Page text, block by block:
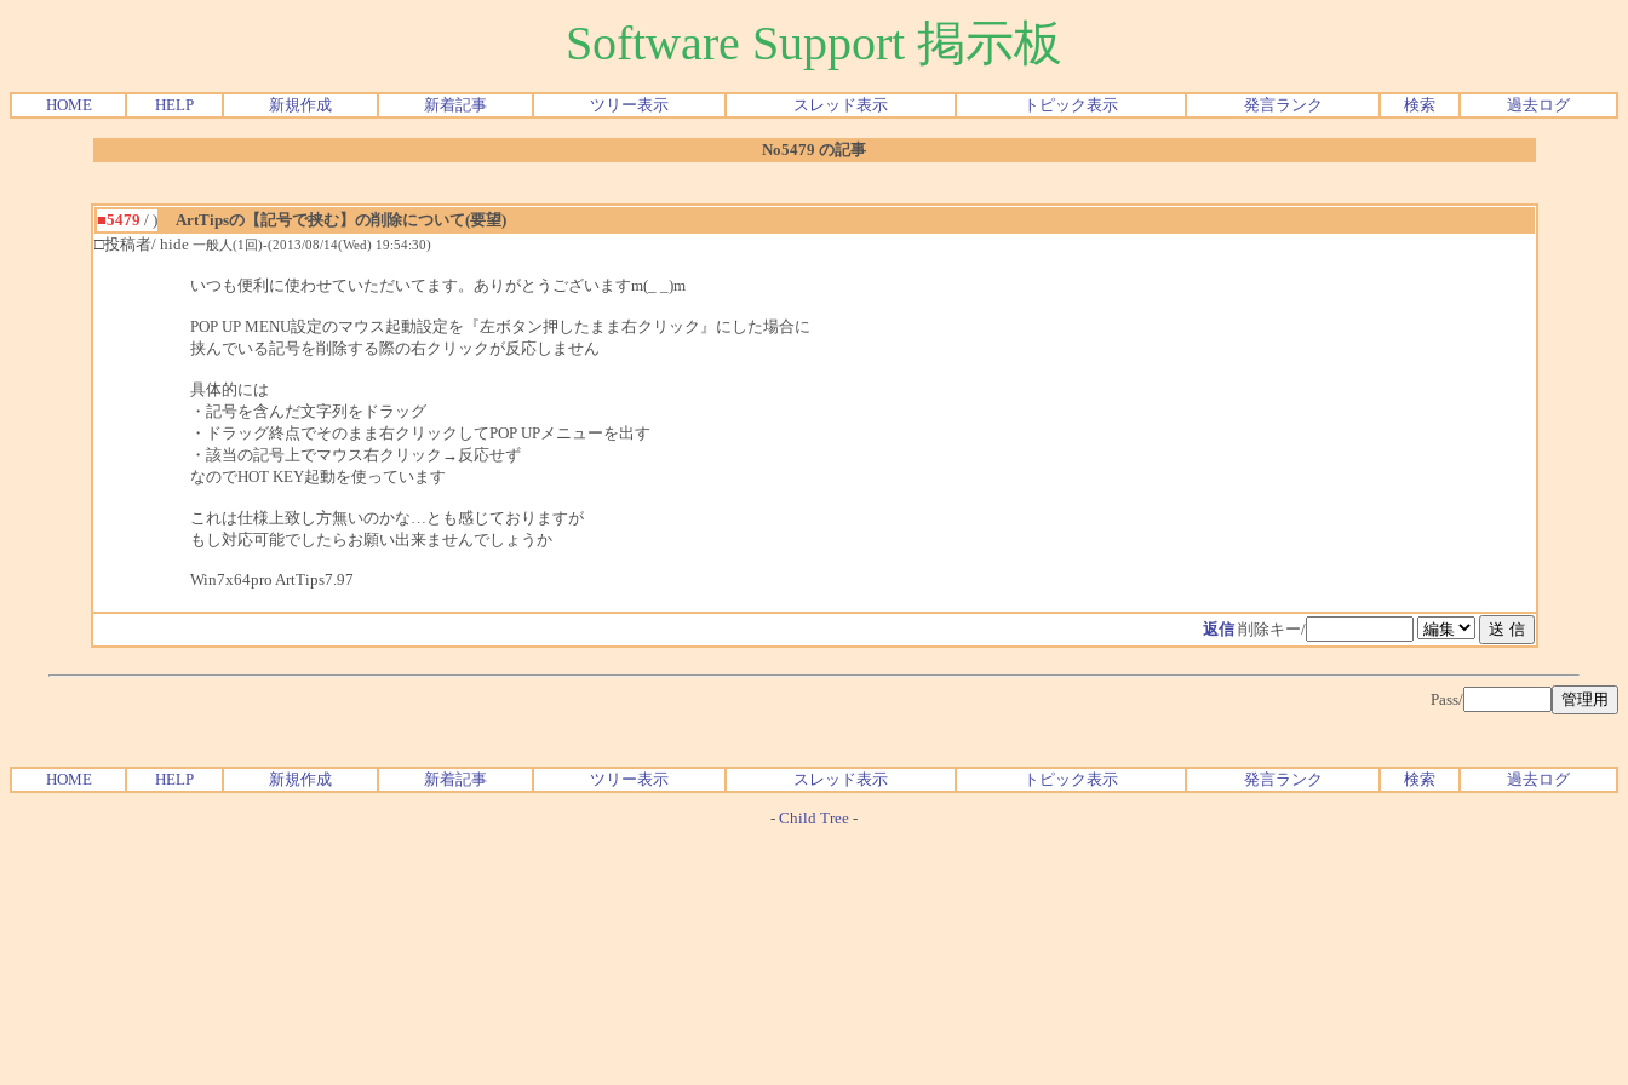
Software Support 掲示板
HOME HELP 新規作成 新着記事 ツリー表示 スレッド表示 トピック表示 発言ランク 検索 過去ログ
No5479 の記事
■5479 / )
ArtTipsの【記号で挟む】の削除について(要望)
□投稿者/ hide 一般人(1回)-(2013/08/14(Wed) 19:54:30)
いつも便利に使わせていただいてます。ありがとうございますm(_ _)m
POP UP MENU設定のマウス起動設定を『左ボタン押したまま右クリック』にした場合に
挟んでいる記号を削除する際の右クリックが反応しません
具体的には
・記号を含んだ文字列をドラッグ
・ドラッグ終点でそのまま右クリックしてPOP UPメニューを出す
・該当の記号上でマウス右クリック→反応せず
なのでHOT KEY起動を使っています
これは仕様上致し方無いのかな…とも感じておりますが
もし対応可能でしたらお願い出来ませんでしょうか
Win7x64pro ArtTips7.97
返信 削除キー/
Pass/
HOME HELP 新規作成 新着記事 ツリー表示 スレッド表示 トピック表示 発言ランク 検索 過去ログ
- Child Tree -